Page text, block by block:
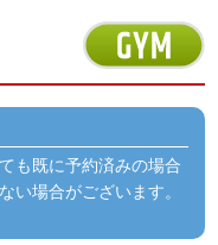
も既に予約済みの場合
い場合がございます。